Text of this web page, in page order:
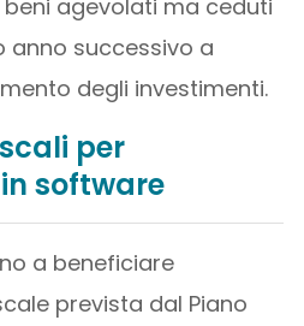
agevolati ma ceduti
anno successivo a
degli investimenti.
per
software
a beneficiare
prevista dal Piano